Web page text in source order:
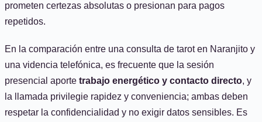
prometen certezas absolutas o presionan para pagos
repetidos.
En la comparación entre una consulta de tarot en Naranjito y
una videncia telefónica, es frecuente que la sesión
presencial aporte trabajo energético y contacto directo, y
la llamada privilegie rapidez y conveniencia; ambas deben
respetar la confidencialidad y no exigir datos sensibles. Es